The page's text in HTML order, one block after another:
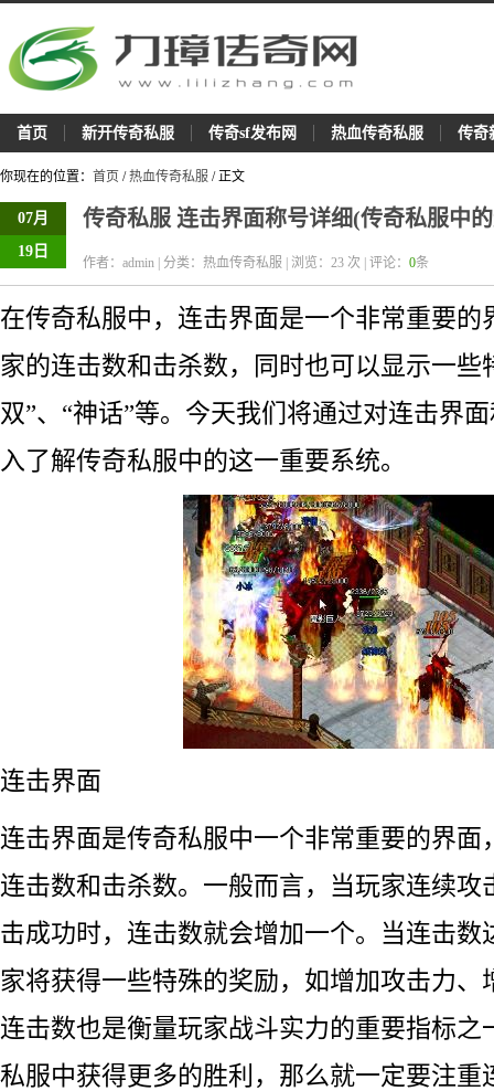
首页 新开传奇私服 传奇sf发布网 热血传奇私服 传奇
你现在的位置： 首页 /热血传奇私服 / 正文
07月
19日
传奇私服 连击界面称号详细(传奇私服中
作者：admin | 分类：热血传奇私服 | 浏览： 23 次 | 评论： 0条
在传奇私服中，连击界面是一个非常重要的
家的连击数和击杀数，同时也可以显示一些
双”、“神话”等。今天我们将通过对连击界
入了解传奇私服中的这一重要系统。
连击界面
连击界面是传奇私服中一个非常重要的界面
连击数和击杀数。一般而言，当玩家连续攻
击成功时，连击数就会增加一个。当连击数
家将获得一些特殊的奖励，如增加攻击力、
连击数也是衡量玩家战斗实力的重要指标之
私服中获得更多的胜利，那么就一定要注重